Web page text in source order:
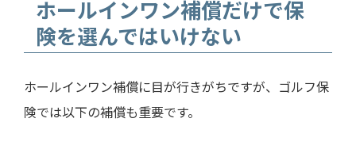
ホールインワン補償だけで保
険を選んではいけない
ホールインワン補償に目が行きがちですが、ゴルフ保
険では以下の補償も重要です。